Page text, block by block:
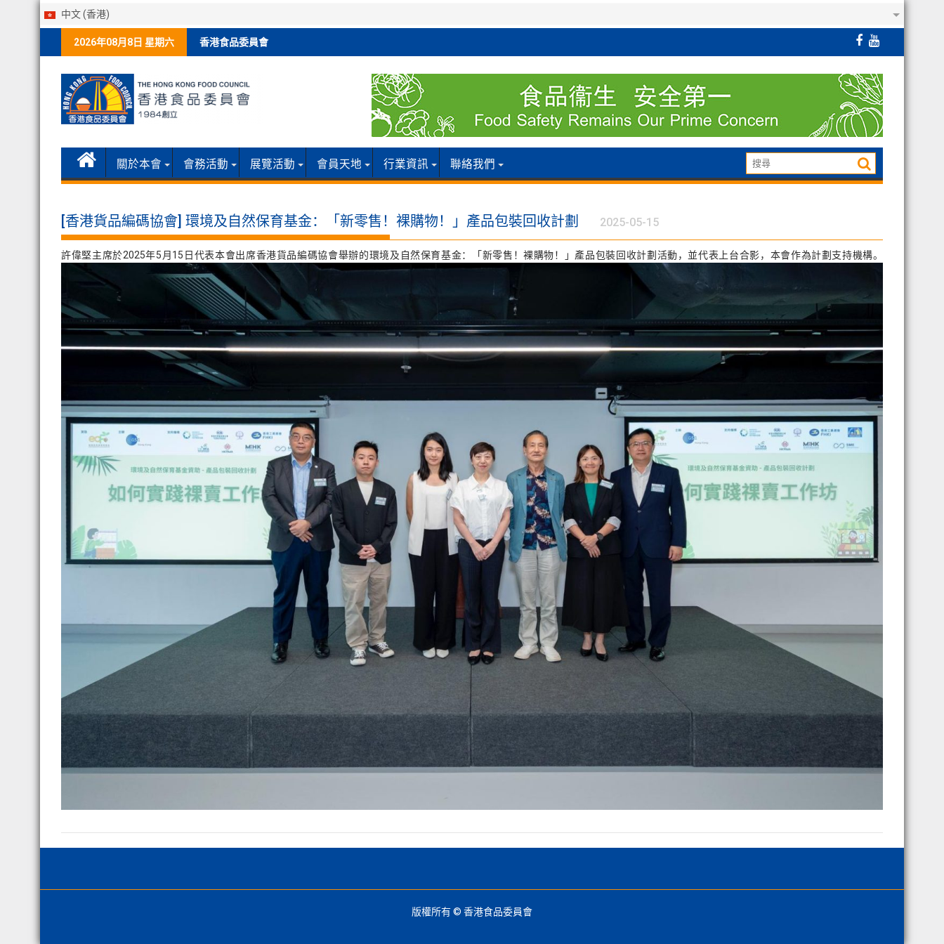
中文 (香港)
2026年08月8日 星期六 香港食品委員會
關於本會 會務活動 展覽活動 會員天地 行業資訊 聯絡我們
[香港貨品編碼協會] 環境及自然保育基金：「新零售！裸購物！」產品包裝回收計劃 2025-05-15
許偉堅主席於2025年5月15日代表本會出席香港貨品編碼協會舉辦的環境及自然保育基金：「新零售！裸購物！」產品包裝回收計劃活動，並代表上台合影，本會作為計劃支持機構。
版權所有 © 香港食品委員會